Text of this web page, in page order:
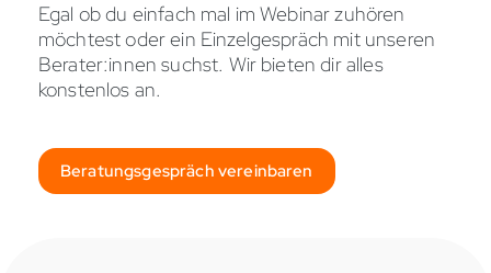
Egal ob du einfach mal im Webinar zuhören
möchtest oder ein Einzelgespräch mit unseren
Berater:innen suchst. Wir bieten dir alles
konstenlos an.
Beratungsgespräch vereinbaren